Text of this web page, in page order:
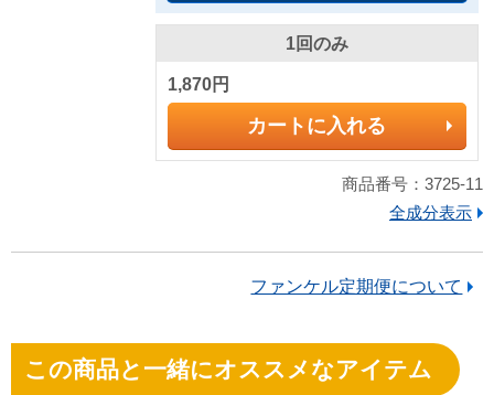
1回のみ
1,870円
カートに入れる
商品番号：3725-11
全成分表示
ファンケル定期便について
この商品と一緒にオススメなアイテム